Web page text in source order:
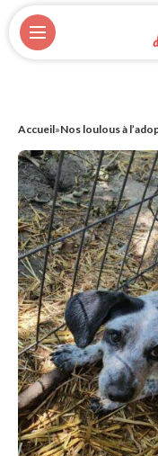
Accueil»Nos loulous à